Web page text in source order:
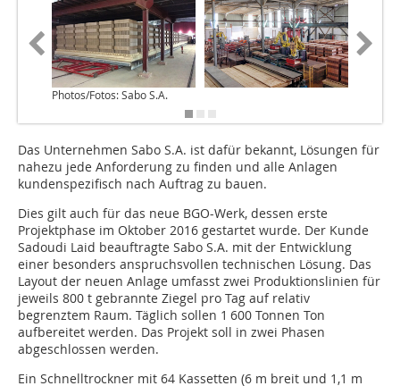
Photos/Fotos: Sabo S.A.
Das Unternehmen Sabo S.A. ist dafür bekannt, Lösungen für
nahezu jede Anforderung zu finden und alle Anlagen
kundenspezifisch nach Auftrag zu bauen.
Dies gilt auch für das neue BGO-Werk, dessen erste
Projektphase im Oktober 2016 gestartet wurde. Der Kunde
Sadoudi Laid beauftragte Sabo S.A. mit der Entwicklung
einer besonders anspruchsvollen technischen Lösung. Das
Layout der neuen Anlage umfasst zwei Produktionslinien für
jeweils 800 t gebrannte Ziegel pro Tag auf relativ
begrenztem Raum. Täglich sollen 1 600 Tonnen Ton
aufbereitet werden. Das Projekt soll in zwei Phasen
abgeschlossen werden.
Ein Schnelltrockner mit 64 Kassetten (6 m breit und 1,1 m